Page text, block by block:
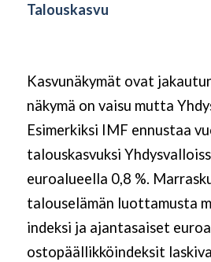
Talouskasvu
Kasvunäkymät ovat
näkymä on vaisu mutta
Esimerkiksi IMF ennustaa
talouskasvuksi
euroalueella 0,8 %.
talouselämän luottamusta
indeksi ja ajantasaiset
ostopäällikköindeksit